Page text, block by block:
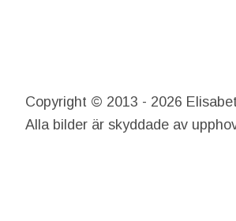
Copyright © 2013 - 2026
Alla bilder är skyddade av